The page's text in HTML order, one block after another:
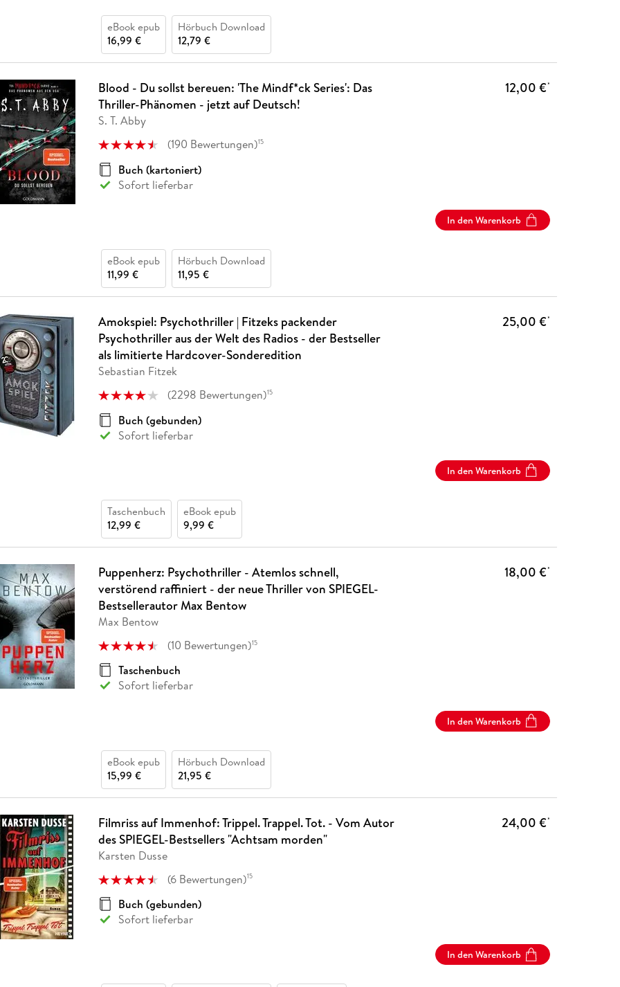
eBook epub
16,99 €
Hörbuch Download
12,79 €
Blood - Du sollst bereuen: 'The Mindf*ck Series': Das
Thriller-Phänomen - jetzt auf Deutsch!
S. T. Abby
(190 Bewertungen)15
Buch (kartoniert)
Sofort lieferbar
12,00 €*
In den Warenkorb
eBook epub
11,99 €
Hörbuch Download
11,95 €
Amokspiel: Psychothriller | Fitzeks packender
Psychothriller aus der Welt des Radios - der Bestseller
als limitierte Hardcover-Sonderedition
Sebastian Fitzek
(2298 Bewertungen)15
Buch (gebunden)
Sofort lieferbar
25,00 €*
In den Warenkorb
Taschenbuch
12,99 €
eBook epub
9,99 €
Puppenherz: Psychothriller - Atemlos schnell,
verstörend raffiniert - der neue Thriller von SPIEGEL-
Bestsellerautor Max Bentow
Max Bentow
(10 Bewertungen)15
Taschenbuch
Sofort lieferbar
18,00 €*
In den Warenkorb
eBook epub
15,99 €
Hörbuch Download
21,95 €
Filmriss auf Immenhof: Trippel. Trappel. Tot. - Vom Autor
des SPIEGEL-Bestsellers "Achtsam morden"
Karsten Dusse
(6 Bewertungen)15
Buch (gebunden)
Sofort lieferbar
24,00 €*
In den Warenkorb